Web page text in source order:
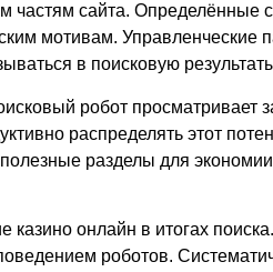
частям сайта. Определённые
мотивам. Управленческие
в поисковую
робот просматривает
распределять этот
разделы для экономии
казино онлайн в итогах
роботов.